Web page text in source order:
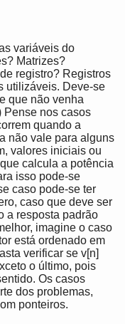
variáveis do
Matrizes?
registro? Registros
utilizáveis. Deve-se
que não venha
Pense nos casos
quando a
não vale para alguns
valores iniciais ou
calcula a potência
isso pode-se
caso pode-se ter
caso que deve ser
a resposta padrão
imagine o caso
está ordenado em
verificar se v[n]
o último, pois
Os casos
dos problemas,
ponteiros.